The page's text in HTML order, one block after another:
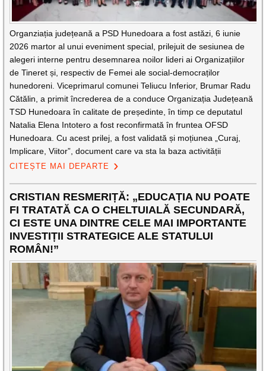
Organziația județeană a PSD Hunedoara a fost astăzi, 6 iunie
2026 martor al unui eveniment special, prilejuit de sesiunea de
alegeri interne pentru desemnarea noilor lideri ai Organizațiilor
de Tineret și, respectiv de Femei ale social-democraților
hunedoreni. Viceprimarul comunei Teliucu Inferior, Brumar Radu
Cătălin, a primit încrederea de a conduce Organizația Județeană
TSD Hunedoara în calitate de președinte, în timp ce deputatul
Natalia Elena Intotero a fost reconfirmată în fruntea OFSD
Hunedoara. Cu acest prilej, a fost validată și moțiunea „Curaj,
Implicare, Viitor”, document care va sta la baza activității
CITEȘTE MAI DEPARTE
CRISTIAN RESMERIȚĂ: „EDUCAȚIA NU POATE
FI TRATATĂ CA O CHELTUIALĂ SECUNDARĂ,
CI ESTE UNA DINTRE CELE MAI IMPORTANTE
INVESTIȚII STRATEGICE ALE STATULUI
ROMÂN!”